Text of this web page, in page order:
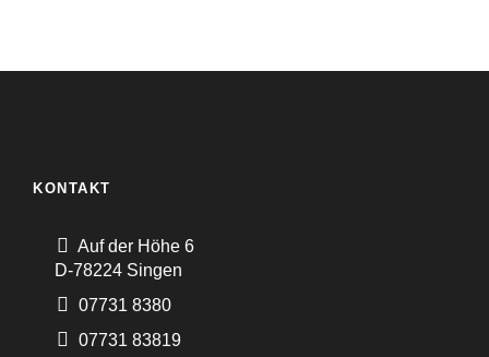
KONTAKT
Auf der Höhe 6
D-78224 Singen
07731 8380
07731 83819